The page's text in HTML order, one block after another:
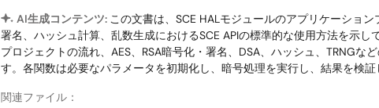
AI生成コンテンツ: この文書は、SCE HALモジュールのアプリケーショ
署名、ハッシュ計算、乱数生成におけるSCE APIの標準的な使用方法を示し
プロジェクトの流れ、AES、RSA暗号化・署名、DSA、ハッシュ、TRNGな
す。各関数は必要なパラメータを初期化し、暗号処理を実行し、結果を検証
関連ファイル：